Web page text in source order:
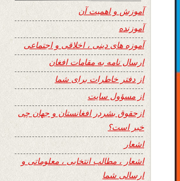
آموزش و اهمیت آن
آموزنده
آموزه های دینی ، اخلاقی و اجتماعی
ارسال نامه به مقامات افغان
از دفتر خاطرات برای شما
از مسؤول سایت
ازحقوق بشردر افغانستان و جهان چی
خبر است؟
اشعار
اشعار ، مطالب انتخابی ، معلوماتی و
ارسالی شما